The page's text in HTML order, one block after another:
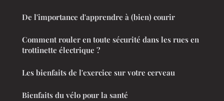
De l'importance d'apprendre à (bien) courir
Comment rouler en toute sécurité dans les rues en
trottinette électrique ?
Les bienfaits de l'exercice sur votre cerveau
Bienfaits du vélo pour la santé